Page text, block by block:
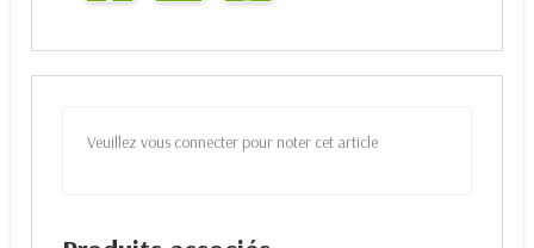
Veuillez vous connecter pour noter cet article